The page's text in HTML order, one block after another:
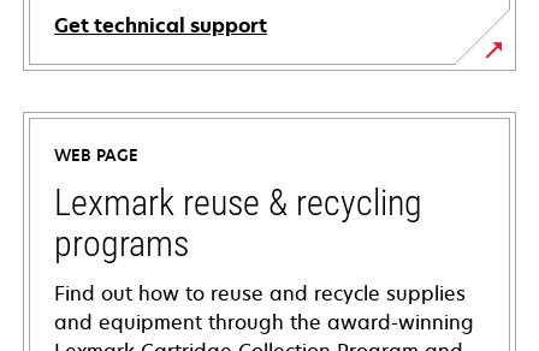
Get technical support
opens
in
new
tab
WEB PAGE
Lexmark reuse & recycling
programs
Find out how to reuse and recycle supplies
and equipment through the award-winning